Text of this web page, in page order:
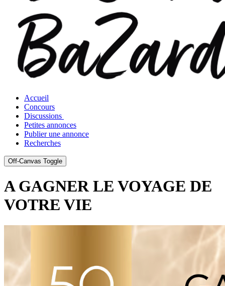
Accueil
Concours
Discussions
Petites annonces
Publier une annonce
Recherches
Off-Canvas Toggle
A GAGNER LE VOYAGE DE
VOTRE VIE